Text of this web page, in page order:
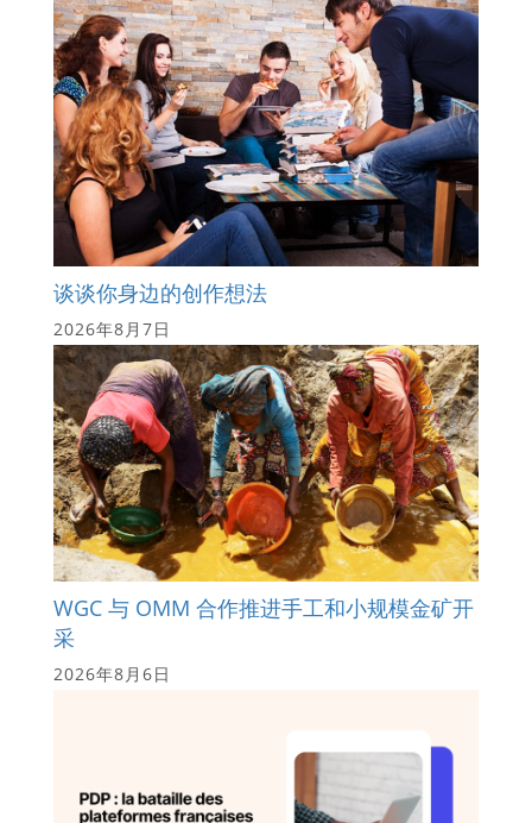
谈谈你身边的创作想法
2026年8月7日
WGC 与 OMM 合作推进手工和小规模金矿开
采
2026年8月6日